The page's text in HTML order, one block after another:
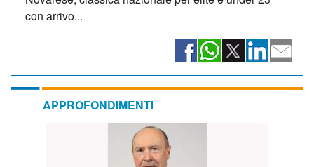
con arrivo...
APPROFONDIMENTI